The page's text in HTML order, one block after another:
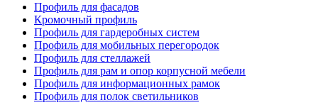
Профиль для фасадов
Кромочный профиль
Профиль для гардеробных систем
Профиль для мобильных перегородок
Профиль для стеллажей
Профиль для рам и опор корпусной мебели
Профиль для информационных рамок
Профиль для полок светильников